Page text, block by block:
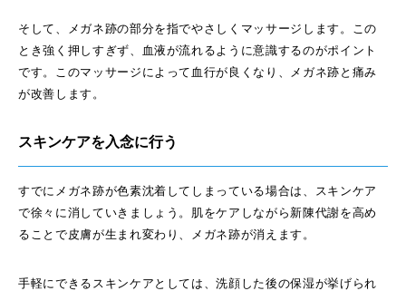
そして、メガネ跡の部分を指でやさしくマッサージします。この
とき強く押しすぎず、血液が流れるように意識するのがポイント
です。このマッサージによって血行が良くなり、メガネ跡と痛み
が改善します。
スキンケアを入念に行う
すでにメガネ跡が色素沈着してしまっている場合は、スキンケア
で徐々に消していきましょう。肌をケアしながら新陳代謝を高め
ることで皮膚が生まれ変わり、メガネ跡が消えます。
手軽にできるスキンケアとしては、洗顔した後の保湿が挙げられ